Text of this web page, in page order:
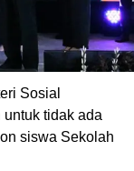
Sosial
tidak ada
siswa Sekolah